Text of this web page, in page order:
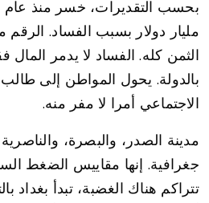
مليار دولار بسبب الفساد.
الثمن كله. الفساد لا يدمر المال
بالدولة. يحول المواطن إلى
الاجتماعي أمرا لا مفر منه.
مدينة الصدر، والبصرة،
جغرافية. إنها مقاييس الضغط